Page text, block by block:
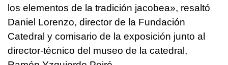
los elementos de la tradición jacobea», resaltó
Daniel Lorenzo, director de la Fundación
Catedral y comisario de la exposición junto al
director-técnico del museo de la catedral,